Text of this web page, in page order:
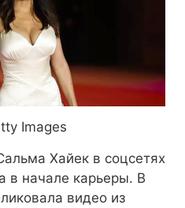
Images
Хайек в соцсетях
в начале карьеры. В
видео из